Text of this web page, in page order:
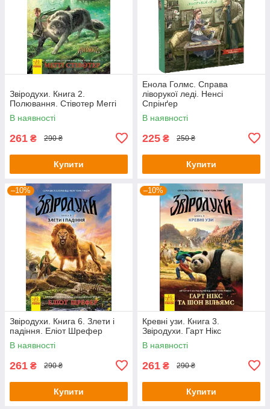
Звіродухи. Книга 2.
Полювання. Стівотер Меггі
В наявності
261 ₴ 290 ₴
Купити
Енола Голмс. Справа
ліворукої леді. Ненсі
Спрінґер
В наявності
225 ₴ 250 ₴
Купити
–10%
Звіродухи. Книга 6. Злети і
падіння. Еліот Шрефер
В наявності
261 ₴ 290 ₴
Купити
–10%
Кревні узи. Книга 3.
Звіродухи. Гарт Нікс
В наявності
261 ₴ 290 ₴
Купити